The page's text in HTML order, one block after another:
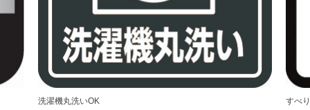
洗濯機丸洗いOK すべ